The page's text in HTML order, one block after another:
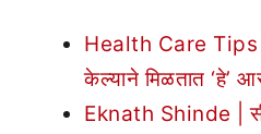
Health Care Tips |
केल्याने मिळतात ‘हे’
Eknath Shinde |